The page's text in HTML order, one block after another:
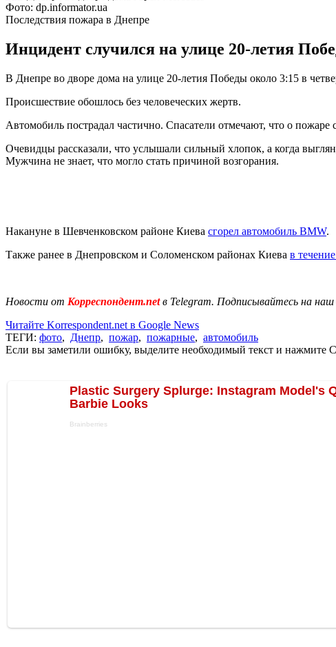
Фото: dp.informator.ua
Последствия пожара в Днепре
Инцидент случился на улице 20-летия
В Днепре во дворе дома на улице 20-летия Победы около 3:15 в
Происшествие обошлось без человеческих жертв.
Автомобиль пострадал частично. Спасатели отмечают, что о
Очевидцы рассказали, что услышали сильный хлопок, а когда
Мужчина не знает, что могло стать причиной возгорания.
Накануне в Шевченковском районе Киева сгорел автомобиль BMW.
Также ранее в Днепровском и Соломенском районах Киева в
Новости от Корреспондент.netв Telegram. Подписывайтесь на наш
Читайте Korrespondent.net в Google News
ТЕГИ: фото, Днепр, пожар, пожарные, автомобиль
Если вы заметили ошибку, выделите необходимый текст и нажмите